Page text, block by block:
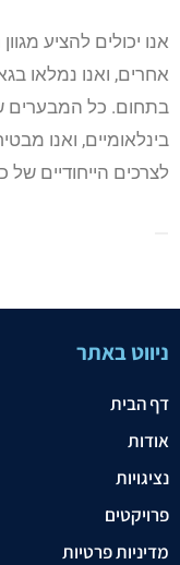
אנו יכולים להציע
אחרים, ואנו נמלאו
בתחום. כל המבערים
בינלאומיים, ואנו
לצרכים הייחודיים של
ניווט באתר
דף הבית
אודות
נציגויות
פרויקטים
מדיניות פרטיות